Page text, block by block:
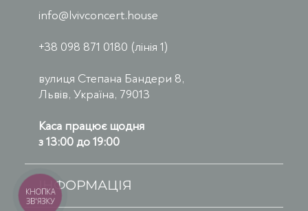
info@lvivconcert.house
+38 098 871 0180 (лінія 1)
вулиця Степана Бандери 8,
Львів, Україна, 79013
Каса працює щодня
з 13:00 до 19:00
ІНФОРМАЦІЯ
КНОПКА
ЗВ'ЯЗКУ